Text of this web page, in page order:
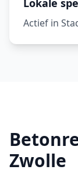
Lokale
Actief in
Zwolle